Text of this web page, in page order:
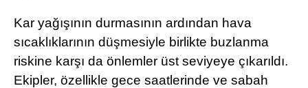
SAĞLIK
EĞİTİM
Kar yağışının durmasının ardından hava
sıcaklıklarının düşmesiyle birlikte buzlanma
riskine karşı da önlemler üst seviyeye çıkarıldı.
Ekipler, özellikle gece saatlerinde ve sabah